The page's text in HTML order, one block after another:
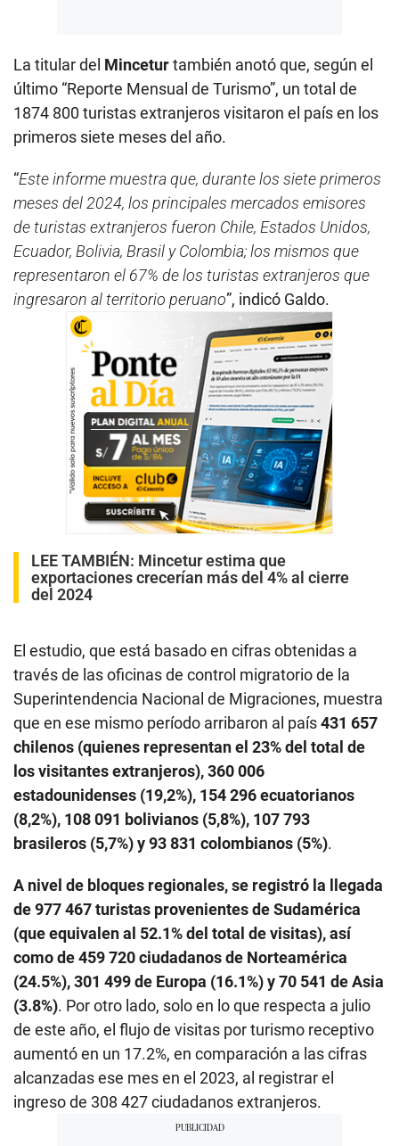
La titular del Minceturtambién anotó que, según el
último “Reporte Mensual de Turismo”, un total de
1874 800 turistas extranjeros visitaron el país en los
primeros siete meses del año.
“Este informe muestra que, durante los siete primeros
meses del 2024, los principales mercados emisores
de turistas extranjeros fueron Chile, Estados Unidos,
Ecuador, Bolivia, Brasil y Colombia; los mismos que
representaron el 67% de los turistas extranjeros que
ingresaron al territorio peruano”, indicó Galdo.
LEE TAMBIÉN: Mincetur estima que
exportaciones crecerían más del 4% al cierre
del 2024
El estudio, que está basado en cifras obtenidas a
través de las oficinas de control migratorio de la
Superintendencia Nacional de Migraciones, muestra
que en ese mismo período arribaron al país431 657
chilenos (quienes representan el 23% del total de
los visitantes extranjeros), 360 006
estadounidenses (19,2%), 154 296 ecuatorianos
(8,2%), 108 091 bolivianos (5,8%), 107 793
brasileros (5,7%) y 93 831 colombianos (5%).
A nivel de bloques regionales, se registró la llegada
de977 467 turistas provenientes de Sudamérica
(que equivalen al 52.1% del total de visitas), así
como de 459 720 ciudadanos de Norteamérica
(24.5%), 301 499 de Europa (16.1%) y 70 541 de Asia
(3.8%). Por otro lado, solo en lo que respecta a julio
de este año, el flujo de visitas por turismo receptivo
aumentó en un 17.2%, en comparación a las cifras
alcanzadas ese mes en el 2023, al registrar el
ingreso de 308 427 ciudadanos extranjeros.